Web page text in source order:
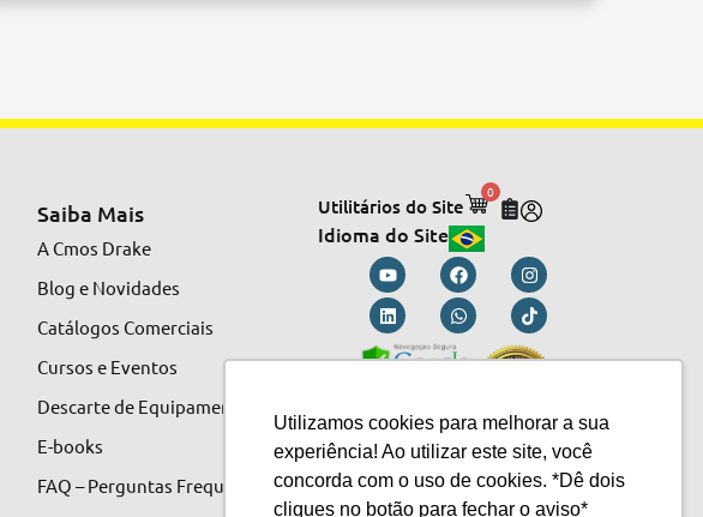
Utilizamos cookies para melhorar a sua
experiência! Ao utilizar este site, você
concorda com o uso de cookies. *Dê dois
cliques no botão para fechar o aviso*
Saiba Mais
A Cmos Drake
Blog e Novidades
Catálogos Comerciais
Cursos e Eventos
Descarte de Equipamentos
E-books
FAQ – Perguntas Frequentes
Utilitários do Site
0
Idioma do Site